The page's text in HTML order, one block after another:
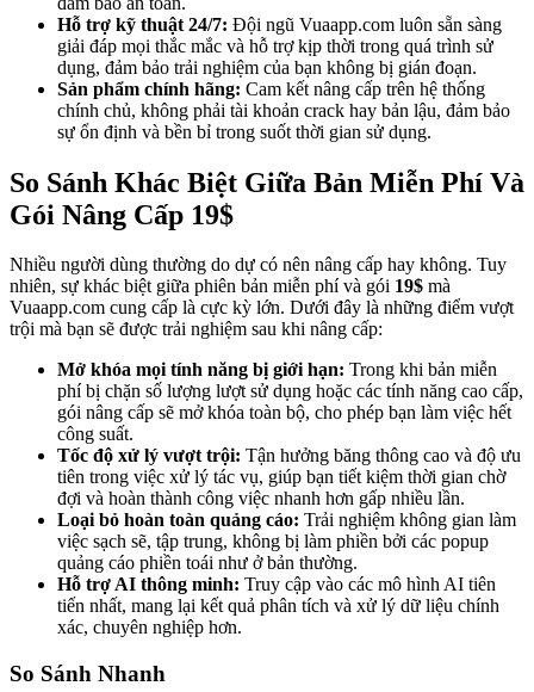
Hỗ trợ kỹ thuật 24/7: Đội ngũ Vuaapp.com luôn sẵn sàng
giải đáp mọi thắc mắc và hỗ trợ kịp thời trong quá trình sử
dụng, đảm bảo trải nghiệm của bạn không bị gián đoạn.
Sản phẩm chính hãng: Cam kết nâng cấp trên hệ thống
chính chủ, không phải tài khoản crack hay bản lậu, đảm bảo
sự ổn định và bền bỉ trong suốt thời gian sử dụng.
So Sánh Khác Biệt Giữa Bản Miễn Phí Và
Gói Nâng Cấp 19$
Nhiều người dùng thường do dự có nên nâng cấp hay không. Tuy
nhiên, sự khác biệt giữa phiên bản miễn phí và gói 19$ mà
Vuaapp.com cung cấp là cực kỳ lớn. Dưới đây là những điểm vượt
trội mà bạn sẽ được trải nghiệm sau khi nâng cấp:
Mở khóa mọi tính năng bị giới hạn: Trong khi bản miễn
phí bị chặn số lượng lượt sử dụng hoặc các tính năng cao cấp,
gói nâng cấp sẽ mở khóa toàn bộ, cho phép bạn làm việc hết
công suất.
Tốc độ xử lý vượt trội: Tận hưởng băng thông cao và độ ưu
tiên trong việc xử lý tác vụ, giúp bạn tiết kiệm thời gian chờ
đợi và hoàn thành công việc nhanh hơn gấp nhiều lần.
Loại bỏ hoàn toàn quảng cáo: Trải nghiệm không gian làm
việc sạch sẽ, tập trung, không bị làm phiền bởi các popup
quảng cáo phiền toái như ở bản thường.
Hỗ trợ AI thông minh: Truy cập vào các mô hình AI tiên
tiến nhất, mang lại kết quả phân tích và xử lý dữ liệu chính
xác, chuyên nghiệp hơn.
So Sánh Nhanh